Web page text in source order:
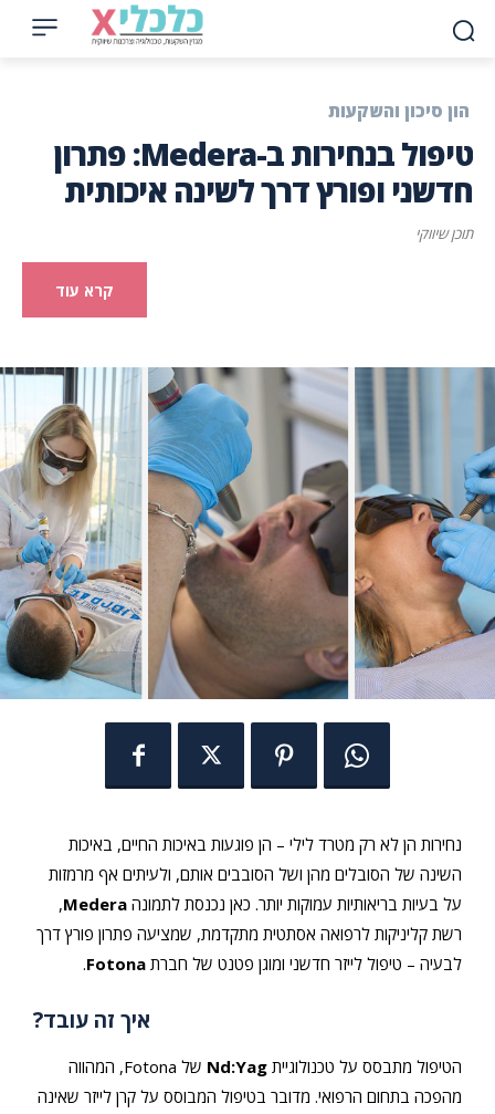
הון סיכון והשקעות
טיפול בנחירות ב-Medera: פתרון
חדשני ופורץ דרך לשינה איכותית
תוכן שיווקי
קרא עוד
נחירות הן לא רק מטרד לילי – הן פוגעות באיכות החיים, באיכות
השינה של הסובלים מהן ושל הסובבים אותם, ולעיתים אף מרמזות
על בעיות בריאותיות עמוקות יותר. כאן נכנסת לתמונה Medera
,
רשת קליניקות לרפואה אסתטית מתקדמת, שמציעה פתרון פורץ דרך
לבעיה – טיפול לייזר חדשני ומוגן פטנט של חברת Fotona
.
איך זה עובד?
הטיפול מתבסס על טכנולוגיית Nd:Yag
של Fotona, המהווה
מהפכה בתחום הרפואי. מדובר בטיפול המבוסס על קרן לייזר שאינה